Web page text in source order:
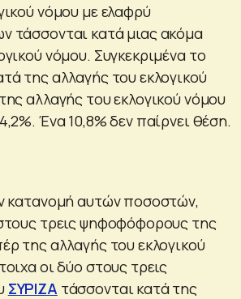
νόμου με ελαφρύ
τάσσονται κατά μιας ακόμα
νόμου. Συγκεκριμένα το
της αλλαγής του εκλογικού
αλλαγής του εκλογικού νόμου
Ένα 10,8% δεν παίρνει θέση.
κατανομή αυτών ποσοστών,
τρεις ψηφοφόφορους της
της αλλαγής του εκλογικού
οι δύο στους τρεις
ΣΥΡΙΖΑ τάσσονται κατά της